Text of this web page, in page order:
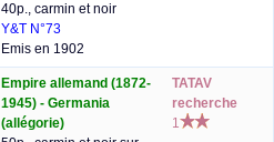
40p., carmin et noir
Y&T N°73
Emis en 1902
Empire allemand (1872-
1945) - Germania
(allégorie)
TATAV
recherche
1